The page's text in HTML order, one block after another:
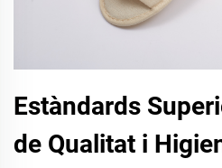
Estàndards
de Qualitat i